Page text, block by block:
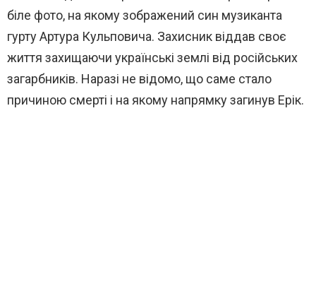
біле фото, на якому зображений син музиканта
гурту Артура Кульповича. Захисник віддав своє
життя захищаючи українські землі від російських
загарбників. Наразі не відомо, що саме стало
причиною смерті і на якому напрямку загинув Ерік.